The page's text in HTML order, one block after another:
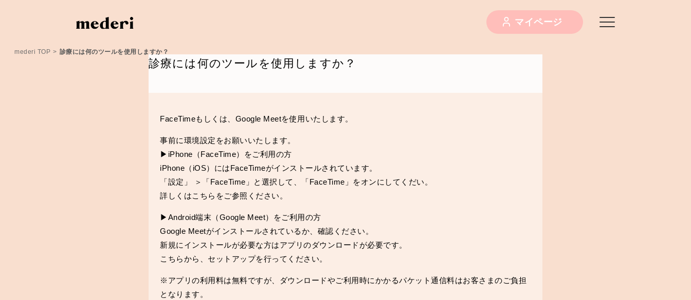
マイページ
mederi TOP > 診療には何のツールを使用しますか？
診療には何のツールを使用しますか？
FaceTimeもしくは、Google Meetを使用いたします。
事前に環境設定をお願いいたします。
▶︎iPhone（FaceTime）をご利用の方
iPhone（iOS）にはFaceTimeがインストールされています。
「設定」 ＞「FaceTime」と選択して、「FaceTime」をオンにしてくだい。
詳しくはこちら をご参照ください。
▶︎Android端末（Google Meet）をご利用の方
Google Meetがインストールされているか、確認ください。
新規にインストールが必要な方はアプリのダウンロードが必要です。
こちらから、セットアップを行ってください。
※アプリの利用料は無料ですが、ダウンロードやご利用時にかかるパケット通信料はお客さまのご負担
となります。